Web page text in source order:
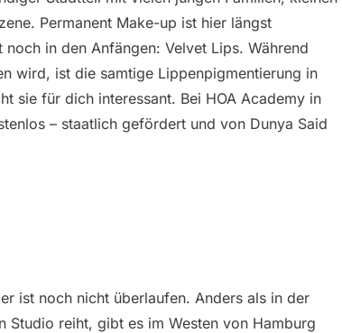
Permanent Make-up ist hier längst
in den Anfängen: Velvet Lips. Während
wird, ist die samtige Lippenpigmentierung in
sie für dich interessant. Bei HOA Academy in
– staatlich gefördert und von Dunya Said
ist noch nicht überlaufen. Anders als in der
Studio reiht, gibt es im Westen von Hamburg